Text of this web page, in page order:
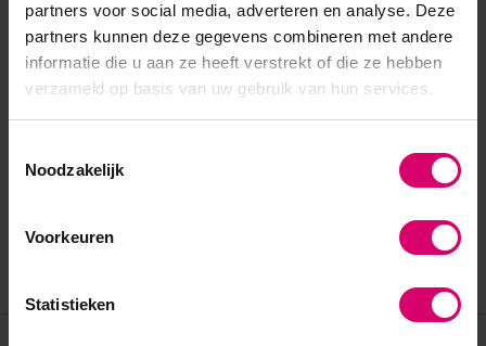
partners voor social media, adverteren en analyse. Deze
partners kunnen deze gegevens combineren met andere
informatie die u aan ze heeft verstrekt of die ze hebben
verzameld op basis van uw gebruik van hun services.
Noodzakelijk
Voorkeuren
Statistieken